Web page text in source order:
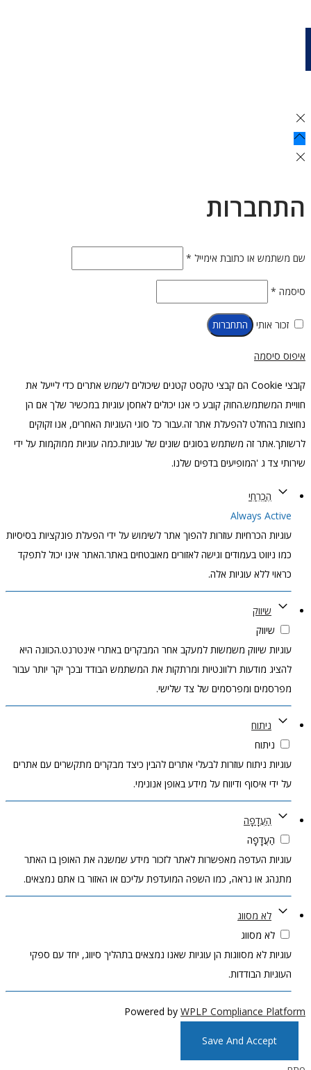
התחברות
שם משתמש או כתובת אימייל *חובה
סיסמה *חובה
זכור אותי התחברות
איפוס סיסמה
קובצי Cookie הם קבצי טקסט קטנים שיכולים לשמש אתרים כדי לייעל את
חוויית המשתמש.החוק קובע כי אנו יכולים לאחסן עוגיות במכשיר שלך אם הן
נחוצות בהחלט להפעלת אתר זה.עבור כל סוגי העוגיות האחרים, אנו זקוקים
לרשותך.אתר זה משתמש בסוגים שונים של עוגיות.כמה עוגיות ממוקמות על ידי
שירותי צד ג 'המופיעים בדפים שלנו.
הֶכְרֵחִי
Always Active
עוגיות הכרחיות עוזרות להפוך אתר לשימוש על ידי הפעלת פונקציות בסיסיות
כמו ניווט בעמודים וגישה לאזורים מאובטחים באתר.האתר אינו יכול לתפקד
כראוי ללא עוגיות אלה.
שיווק
שיווק
עוגיות שיווק משמשות למעקב אחר המבקרים באתרי אינטרנט.הכוונה היא
להציג מודעות רלוונטיות ומרתקות את המשתמש הבודד ובכך יקר יותר עבור
מפרסמים ומפרסמים של צד שלישי.
ניתוח
ניתוח
עוגיות ניתוח עוזרות לבעלי אתרים להבין כיצד מבקרים מתקשרים עם אתרים
על ידי איסוף ודיווח על מידע באופן אנונימי.
הַעֲדָפָה
הַעֲדָפָה
עוגיות העדפה מאפשרות לאתר לזכור מידע שמשנה את האופן בו האתר
מתנהג או נראה, כמו השפה המועדפת עליכם או האזור בו אתם נמצאים.
לא מסווג
לא מסווג
עוגיות לא מסווגות הן עוגיות שאנו נמצאים בתהליך סיווג, יחד עם ספקי
העוגיות הבודדות.
Powered by WPLP Compliance Platform
Save And Accept